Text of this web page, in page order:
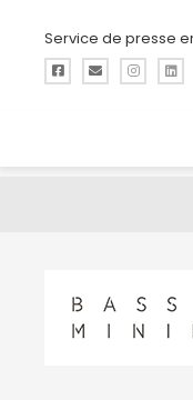
Service de presse